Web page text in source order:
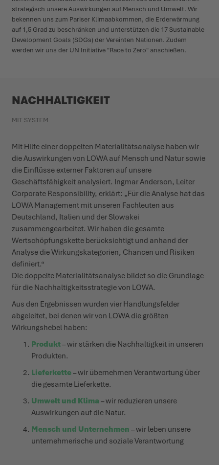
strategisch unsere Auswirkungen auf Mensch und Umwelt. Wir
bekennen uns zum Pariser Klimaabkommen, die Erderwärmung
auf 1,5 Grad zu beschränken und unterstützen die 17 Sustainable
Development Goals (SDGs) der Vereinten Nationen. Zudem
werden wir uns der UN Initiative "Race to Zero" anschießen.
NACHHALTIGKEIT
MIT SYSTEM
Mit Hilfe einer doppelten Materialitätsanalyse haben wir
die Auswirkungen von LOWA auf Mensch und Natur sowie
die Einflüsse externer Faktoren auf unsere
Geschäftsfähigkeit analysiert. Ingmar Anderson, Leiter
Corporate Responsibility, erklärt: „Für die Analyse hat das
LOWA Management mit unseren Fachleuten aus
Deutschland, Italien und der Slowakei
zusammengearbeitet. Wir haben die gesamte
Wertschöpfungskette berücksichtigt und anhand der
Analyse die Wirkungskategorien, Chancen und Risiken
definiert.“
Die doppelte Materialitätsanalyse bildet so die Grundlage
für die Nachhaltigkeitsstrategie von LOWA.
Aus den Ergebnissen wurden vier Handlungsfelder
abgeleitet, bei denen wir von LOWA die größten
Wirkungshebel haben:
Produkt– wir stärken die Nachhaltigkeit in unseren
Produkten.
Lieferkette– wir übernehmen Verantwortung über
die gesamte Lieferkette.
Umwelt und Klima – wir reduzieren unsere
Auswirkungen auf die Natur.
Mensch und Unternehmen – wir leben unsere
unternehmerische und soziale Verantwortung